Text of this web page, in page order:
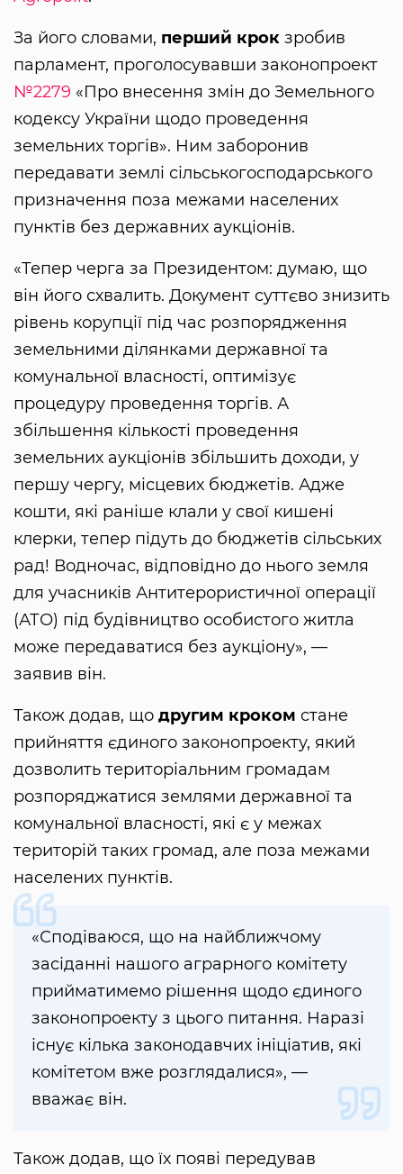
За його словами, перший крок зробив
парламент, проголосувавши законопроект
№2279 «Про внесення змін до Земельного
кодексу України щодо проведення
земельних торгів». Ним заборонив
передавати землі сільськогосподарського
призначення поза межами населених
пунктів без державних аукціонів.
«Тепер черга за Президентом: думаю, що
він його схвалить. Документ суттєво знизить
рівень корупції під час розпорядження
земельними ділянками державної та
комунальної власності, оптимізує
процедуру проведення торгів. А
збільшення кількості проведення
земельних аукціонів збільшить доходи, у
першу чергу, місцевих бюджетів. Адже
кошти, які раніше клали у свої кишені
клерки, тепер підуть до бюджетів сільських
рад! Водночас, відповідно до нього земля
для учасників Антитерористичної операції
(АТО) під будівництво особистого житла
може передаватися без аукціону», —
заявив він.
Також додав, що другим кроком стане
прийняття єдиного законопроекту, який
дозволить територіальним громадам
розпоряджатися землями державної та
комунальної власності, які є у межах
територій таких громад, але поза межами
населених пунктів.
«Сподіваюся, що на найближчому
засіданні нашого аграрного комітету
прийматимемо рішення щодо єдиного
законопроекту з цього питання. Наразі
існує кілька законодавчих ініціатив, які
комітетом вже розглядалися», —
вважає він.
Також додав, що їх появі передував